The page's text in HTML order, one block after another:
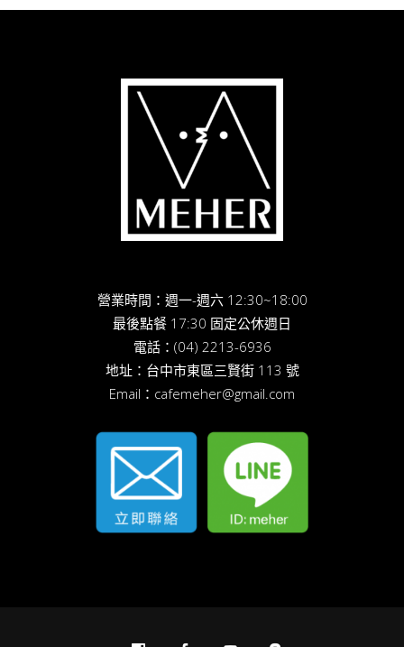
營業時間：週一-週六 12:30~18:00
最後點餐 17:30 固定公休週日
電話： (04) 2213-6936
地址： 台中市東區三賢街 113 號
Email： cafemeher@gmail.com